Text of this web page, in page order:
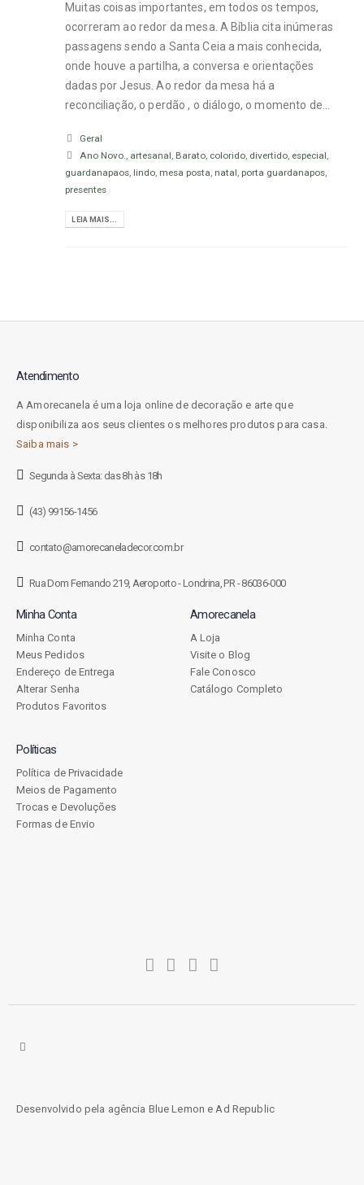
Muitas coisas importantes, em todos os tempos,
ocorreram ao redor da mesa. A Bíblia cita inúmeras
passagens sendo a Santa Ceia a mais conhecida,
onde houve a partilha, a conversa e orientações
dadas por Jesus. Ao redor da mesa há a
reconciliação, o perdão , o diálogo, o momento de...
Geral
Ano Novo., artesanal, Barato, colorido, divertido, especial,
guardanapaos, lindo, mesa posta, natal, porta guardanapos,
presentes
LEIA MAIS...
Atendimento
A Amorecanela é uma loja online de decoração e arte que
disponibiliza aos seus clientes os melhores produtos para casa.
Saiba mais >
Segunda à Sexta: das 8h às 18h
(43) 99156-1456
contato@amorecaneladecor.com.br
Rua Dom Fernando 219, Aeroporto - Londrina, PR - 86036-000
Minha Conta
Minha Conta
Meus Pedidos
Endereço de Entrega
Alterar Senha
Produtos Favoritos
Amorecanela
A Loja
Visite o Blog
Fale Conosco
Catálogo Completo
Políticas
Política de Privacidade
Meios de Pagamento
Trocas e Devoluções
Formas de Envio
Desenvolvido pela agência Blue Lemon eAd Republic